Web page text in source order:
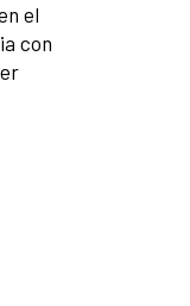
el
con